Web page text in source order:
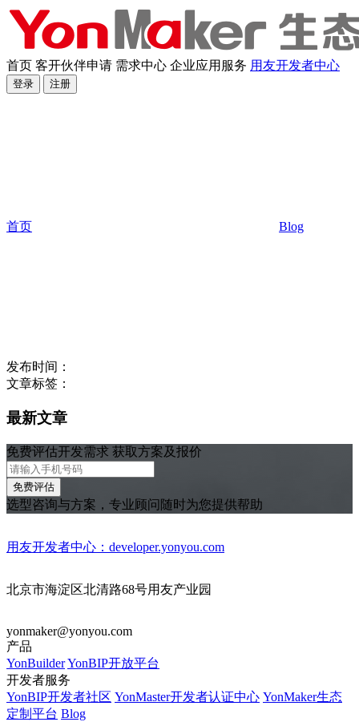
首页 客开伙伴申请 需求中心 企业应用服务 用友开发者中心
登录 注册
首页 Blog
发布时间：
文章标签：
最新文章
免费评估开发需求 获取方案及报价
免费评估
选型咨询与方案，专业顾问随时为您提供帮助
用友开发者中心：developer.yonyou.com
北京市海淀区北清路68号用友产业园
yonmaker@yonyou.com
产品
YonBuilderYonBIP开放平台
开发者服务
YonBIP开发者社区 YonMaster开发者认证中心 YonMaker生态
定制平台 Blog